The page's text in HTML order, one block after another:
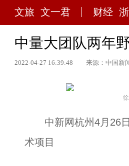
文旅 文一君 财经
中量大团队两年
2022-04-27 16:39:48 来源：中国新
徐
中新网杭州4月26日
术项目